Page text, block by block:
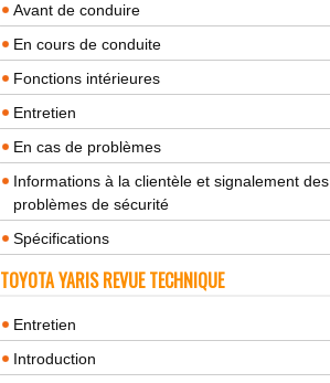
Avant de conduire
En cours de conduite
Fonctions intérieures
Entretien
En cas de problèmes
Informations à la clientèle et signalement des
problèmes de sécurité
Spécifications
TOYOTA YARIS REVUE TECHNIQUE
Entretien
Introduction